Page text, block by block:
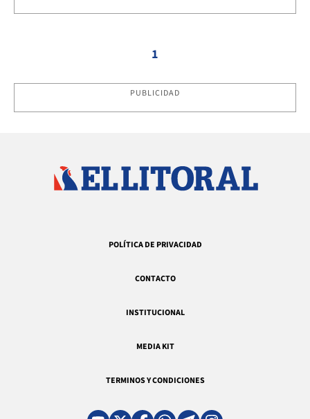
1
PUBLICIDAD
POLÍTICA DE PRIVACIDAD
CONTACTO
INSTITUCIONAL
MEDIA KIT
TERMINOS Y CONDICIONES